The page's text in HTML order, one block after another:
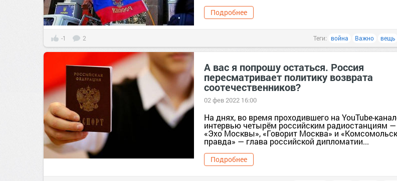
Подробнее
-1 2 Теги: война Важно вещь
А вас я попрошу остаться. Россия
пересматривает политику возврата
соотечественников?
02 фев 2022 16:00
На днях, во время проходившего на YouTube-
интервью четырём российским радиостанциям
«Эхо Москвы», «Говорит Москва» и
правда» — глава российской дипломатии...
Подробнее